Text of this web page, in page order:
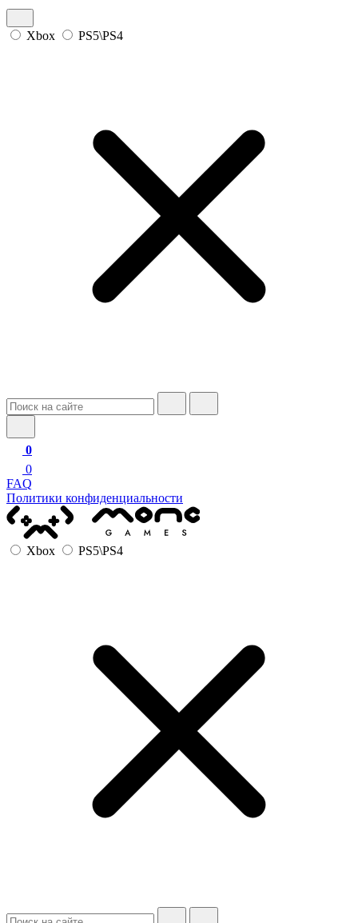
Xbox PS5\PS4
0
0
FAQ
Политики конфиденциальности
Xbox PS5\PS4